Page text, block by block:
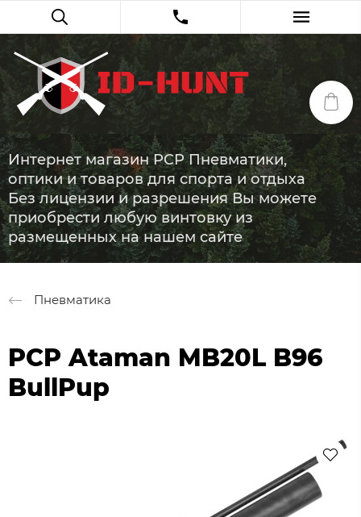
Интернет магазин PCP Пневматики,
оптики и товаров для спорта и отдыха
Без лицензии и разрешения Вы можете
приобрести любую винтовку из
размещенных на нашем сайте
Пневматика
PCP Ataman MB20L B96
BullPup